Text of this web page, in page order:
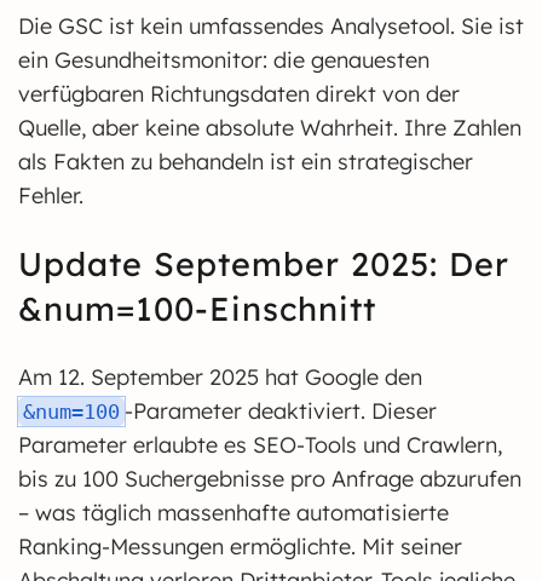
Die GSC ist kein umfassendes Analysetool. Sie ist
ein Gesundheitsmonitor: die genauesten
verfügbaren Richtungsdaten direkt von der
Quelle, aber keine absolute Wahrheit. Ihre Zahlen
als Fakten zu behandeln ist ein strategischer
Fehler.
Update September 2025: Der
&num=100-Einschnitt
Am 12. September 2025 hat Google den
&num=100 -Parameter deaktiviert. Dieser
Parameter erlaubte es SEO-Tools und Crawlern,
bis zu 100 Suchergebnisse pro Anfrage abzurufen
– was täglich massenhafte automatisierte
Ranking-Messungen ermöglichte. Mit seiner